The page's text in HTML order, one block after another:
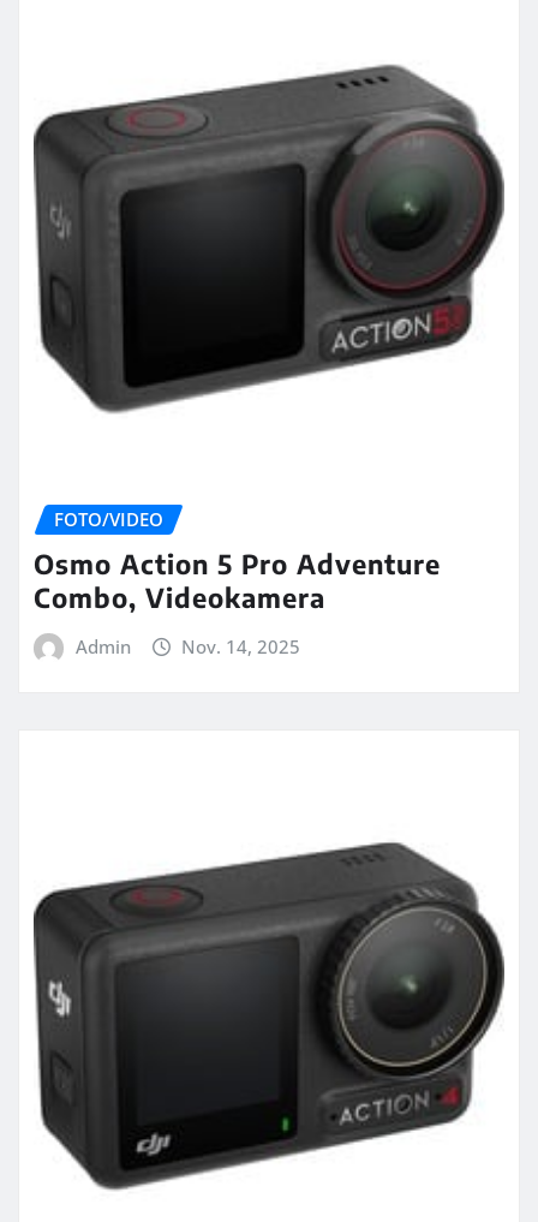
FOTO/VIDEO
Osmo Action 5 Pro Adventure
Combo, Videokamera
Admin Nov. 14, 2025